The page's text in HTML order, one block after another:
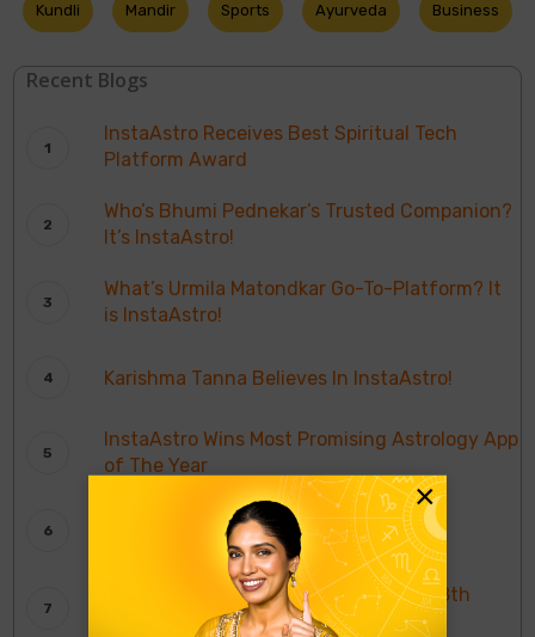
Kundli Mandir Sports Ayurveda Business
Recent Blogs
InstaAstro Receives Best Spiritual Tech
Platform Award
Who’s Bhumi Pednekar’s Trusted Companion?
It’s InstaAstro!
What’s Urmila Matondkar Go-To-Platform? It
is InstaAstro!
Karishma Tanna Believes In InstaAstro!
InstaAstro Wins Most Promising Astrology App
of The Year
InstaAstro Gets India’s Most Trusted
Astrology Platform Award
Weekly Moon Sign Horoscope: 2nd To 8th
August 2026
×